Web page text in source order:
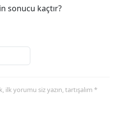
sonucu kaçtır?
yorumu siz yazın, tartışalım *